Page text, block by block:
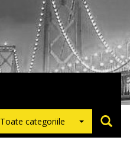
Toate categoriile